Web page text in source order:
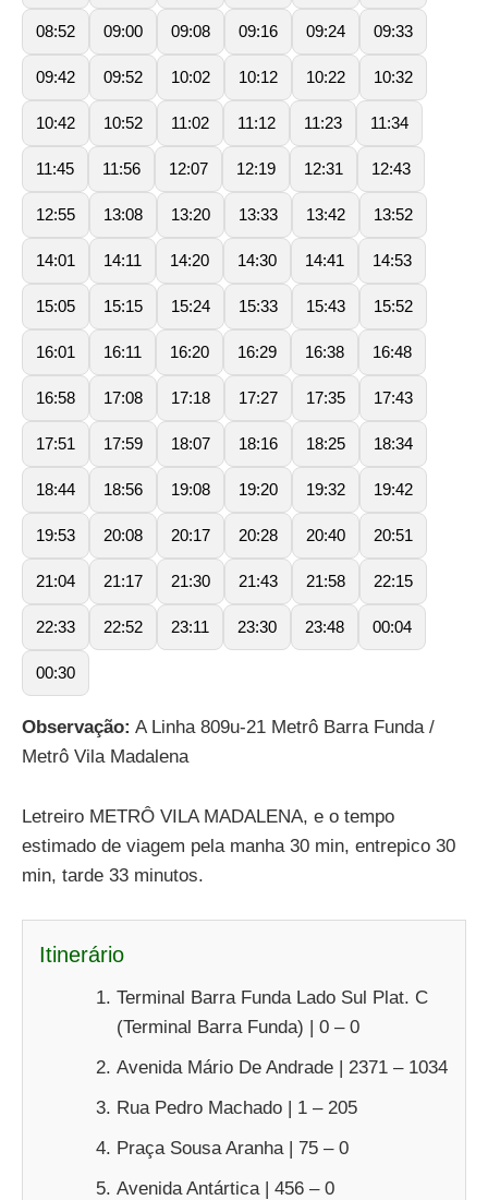
08:52 09:00 09:08 09:16 09:24 09:33
09:42 09:52 10:02 10:12 10:22 10:32
10:42 10:52 11:02 11:12 11:23 11:34
11:45 11:56 12:07 12:19 12:31 12:43
12:55 13:08 13:20 13:33 13:42 13:52
14:01 14:11 14:20 14:30 14:41 14:53
15:05 15:15 15:24 15:33 15:43 15:52
16:01 16:11 16:20 16:29 16:38 16:48
16:58 17:08 17:18 17:27 17:35 17:43
17:51 17:59 18:07 18:16 18:25 18:34
18:44 18:56 19:08 19:20 19:32 19:42
19:53 20:08 20:17 20:28 20:40 20:51
21:04 21:17 21:30 21:43 21:58 22:15
22:33 22:52 23:11 23:30 23:48 00:04
00:30
Observação: A Linha 809u-21 Metrô Barra Funda /
Metrô Vila Madalena
Letreiro METRÔ VILA MADALENA, e o tempo
estimado de viagem pela manha 30 min, entrepico 30
min, tarde 33 minutos.
Itinerário
Terminal Barra Funda Lado Sul Plat. C
(Terminal Barra Funda) | 0 – 0
Avenida Mário De Andrade | 2371 – 1034
Rua Pedro Machado | 1 – 205
Praça Sousa Aranha | 75 – 0
Avenida Antártica | 456 – 0